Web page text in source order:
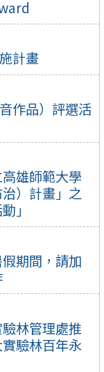
計畫
作品）評選活
雄師範大學
）計畫」之
」
期間，請加
林管理處推
驗林百年永